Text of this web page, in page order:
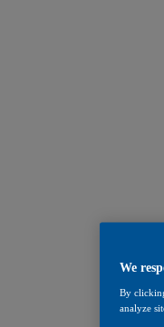
We
By
analyze